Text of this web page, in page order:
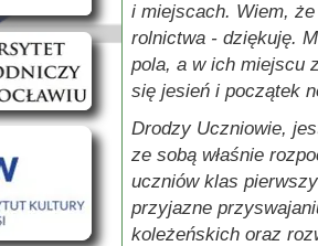
i miejscach. Wiem,
rolnictwa - dziękuję.
pola, a w ich miejscu
się jesień i początek
Drodzy Uczniowie,
ze sobą właśnie
uczniów klas
przyjazne
koleżeńskich oraz